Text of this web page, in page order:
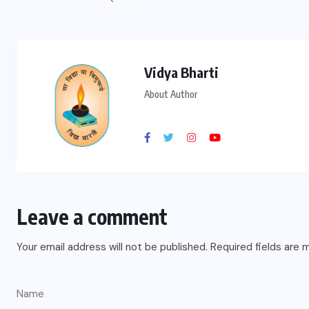
Vidya Bharti
About Author
Leave a comment
Your email address will not be published. Required fields are